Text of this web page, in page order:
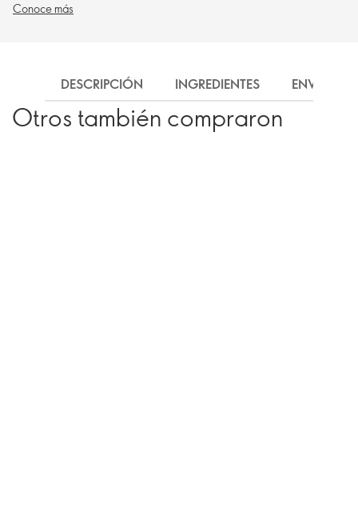
Conoce más
DESCRIPCIÓN INGREDIENTES ENVÍO
Otros también compraron